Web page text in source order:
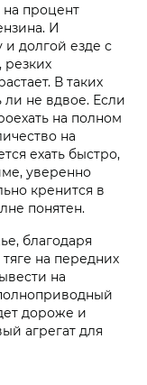
процент
И
долгой езде с
резких
В таких
ли не вдвое. Если
на полном
на
ехать быстро,
уверенно
кренится в
понятен.
благодаря
на передних
на
дороже и
агрегат для